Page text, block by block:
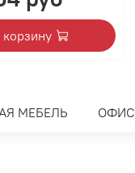
корзину
МЕБЕЛЬ ОФИС